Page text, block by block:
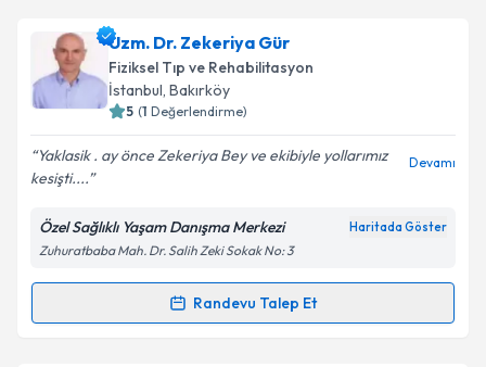
için bir takvim hazırlandığında e-posta ile
bilgilendireceğiz.
E-posta Adresiniz
Metni'ni okudum ve kişisel verilerimin belirtilen
kapsamda işlenmesini kabul ediyorum.
Takvim Talebini Gönder
Uzm. Dr. Zekeriya Gür
Fiziksel Tıp ve Rehabilitasyon
İstanbul, Bakırköy
5 (1 Değerlendirme)
Yaklasik . ay önce Zekeriya Bey ve ekibiyle yollarımız
kesişti....
Devamı
Özel Sağlıklı Yaşam Danışma Merkezi Haritada Göster
Zuhuratbaba Mah. Dr. Salih Zeki Sokak No: 3
Randevu Talep Et
Randevu Takvimi Talebi